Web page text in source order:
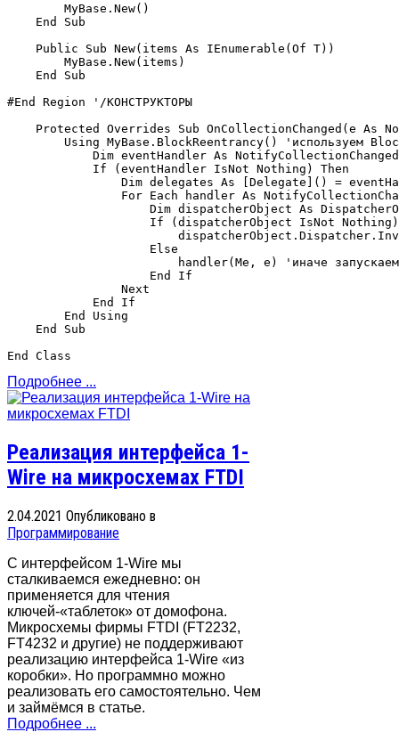
        MyBase.New()
    End Sub
    Public Sub New(items As IEnumerable(Of T))
        MyBase.New(items)
    End Sub
#End Region '/КОНСТРУКТОРЫ
Protected Overrides Sub OnCollectionChanged(e As
Using MyBase.BlockReentrancy() 'используем
Dim eventHandler As
            If (eventHandler IsNot Nothing) Then
Dim delegates As [Delegate]() =
For Each handler As
Dim dispatcherObject As
If (dispatcherObject IsNot
                    Else
handler(Me, e) 'иначе
                    End If
                Next
            End If
        End Using
    End Sub
Подробнее ...
Реализация интерфейса 1-
Wire на микросхемах FTDI
2.04.2021 Опубликовано в
Программирование
С интерфейсом 1-Wire мы
сталкиваемся ежедневно: он
применяется для чтения
ключей-«таблеток» от домофона.
Микросхемы фирмы FTDI (FT2232,
FT4232 и другие) не поддерживают
реализацию интерфейса 1-Wire «из
коробки». Но программно можно
реализовать его самостоятельно. Чем
и займёмся в статье.
Подробнее ...